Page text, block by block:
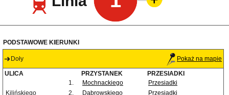
PODSTAWOWE KIERUNKI
Doły Pokaż na mapie
ULICA PRZYSTANEK
PRZESIADKI
1.
Mochnackiego
Przesiadki
Kilińskiego
2. Dąbrowskiego
Przesiadki